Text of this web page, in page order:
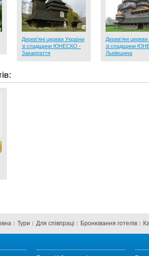
Дерев'яні церкви України
зі спадщини ЮНЕСКО -
Закарпаття
Дерев'яні церкви
зі спадщини
Львівщина
Тури Для cпівпраці Бронювання готелів